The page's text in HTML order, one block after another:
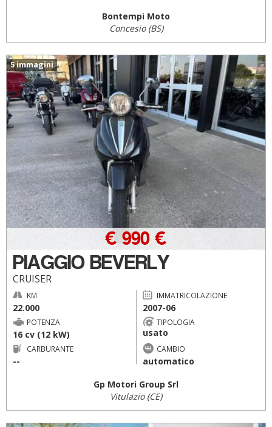
Bontempi Moto
Concesio (BS)
5 immagini
PIAGGIO BEVERLY
CRUISER
€ 990 €
KM
22.000
IMMATRICOLAZIONE
2007-06
POTENZA
16 cv (12 kW)
TIPOLOGIA
usato
CARBURANTE
--
CAMBIO
automatico
Gp Motori Group Srl
Vitulazio (CE)